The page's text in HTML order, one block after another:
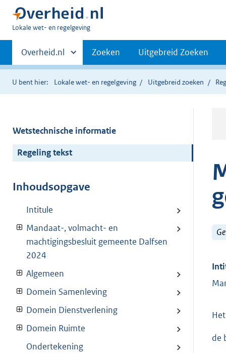
U
hier:
Lokale wet- en regelgeving
Primaire
navigatie
Andere
sites
binnen
Overheid.nl Zoeken Uitgebreid Zoeken
U bent hier: Lokale wet- en regelgeving Uitgebreid zoeken
Wetstechnische informatie
Regeling tekst
Inhoudsopgave
Intitule
Mandaat-, volmacht- en
machtigingsbesluit gemeente Dalfsen
2024
Algemeen
Domein Samenleving
Domein Dienstverlening
Domein Ruimte
Ondertekening
de